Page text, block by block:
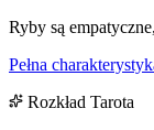
Ryby są
Pełna
Rozkład Tarota